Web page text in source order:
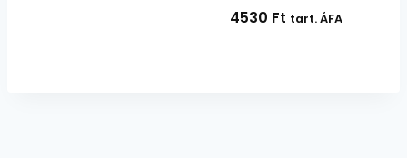
4530 Ft tart. ÁFA